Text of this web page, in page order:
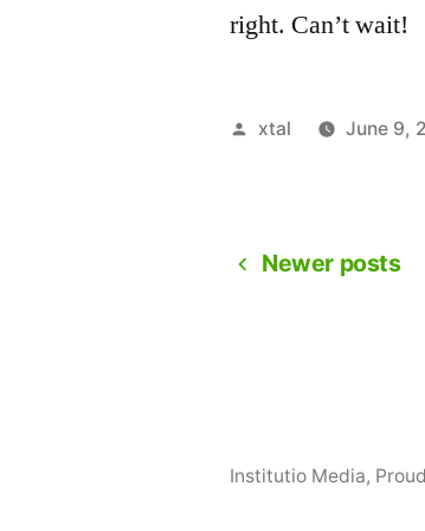
right. Can’t wait!
Posted
xtal June 9,
Newer posts
Institutio Media,